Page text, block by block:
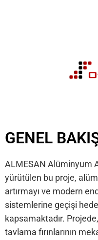
GENEL
ALMESAN Alüminyum
yürütülen bu proje,
artırmayı ve modern
sistemlerine geçişi
kapsamaktadır.
tavlama fırınlarının